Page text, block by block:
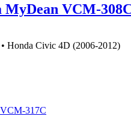
MyDean VCM-
Honda Civic 4D (2006-2012)